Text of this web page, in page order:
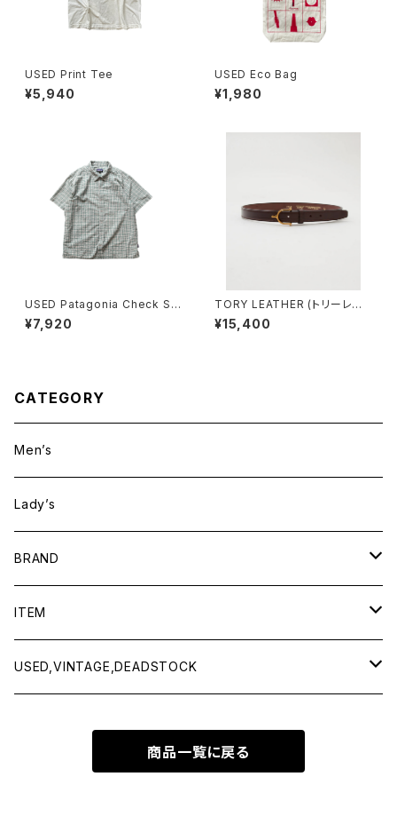
USED Print Tee
¥5,940
USED Eco Bag
¥1,980
USED Patagonia Check Shi
rts
¥7,920
TORY LEATHER (トリーレザ
ー) 1"BRIDLE LEATHER SPU
R BUCKLE BELT"
¥15,400
CATEGORY
Men’s
Lady’s
BRAND
BAICYCLON by bagjack
Baserange
ITEM
Men
USED,VINTAGE,DEADSTOCK
商品一覧に戻る